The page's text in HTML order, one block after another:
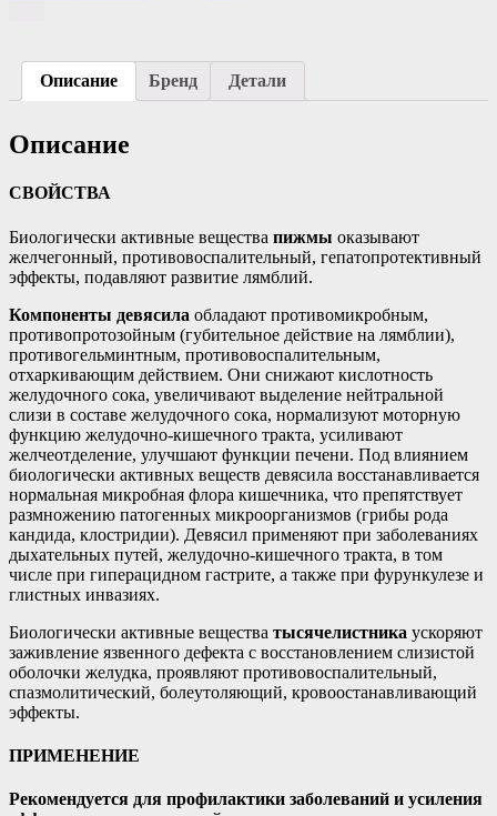
Описание Бренд Детали
Описание
СВОЙСТВА
Биологически активные вещества пижмы оказывают
желчегонный, противовоспалительный, гепатопротективный
эффекты, подавляют развитие лямблий.
Компоненты девясила обладают противомикробным,
противопротозойным (губительное действие на лямблии),
противогельминтным, противовоспалительным,
отхаркивающим действием. Они снижают кислотность
желудочного сока, увеличивают выделение нейтральной
слизи в составе желудочного сока, нормализуют моторную
функцию желудочно-кишечного тракта, усиливают
желчеотделение, улучшают функции печени. Под влиянием
биологически активных веществ девясила восстанавливается
нормальная микробная флора кишечника, что препятствует
размножению патогенных микроорганизмов (грибы рода
кандида, клостридии). Девясил применяют при заболеваниях
дыхательных путей, желудочно-кишечного тракта, в том
числе при гиперацидном гастрите, а также при фурункулезе и
глистных инвазиях.
Биологически активные вещества тысячелистника ускоряют
заживление язвенного дефекта с восстановлением слизистой
оболочки желудка, проявляют противовоспалительный,
спазмолитический, болеутоляющий, кровоостанавливающий
эффекты.
ПРИМЕНЕНИЕ
Рекомендуется для профилактики заболеваний и усиления